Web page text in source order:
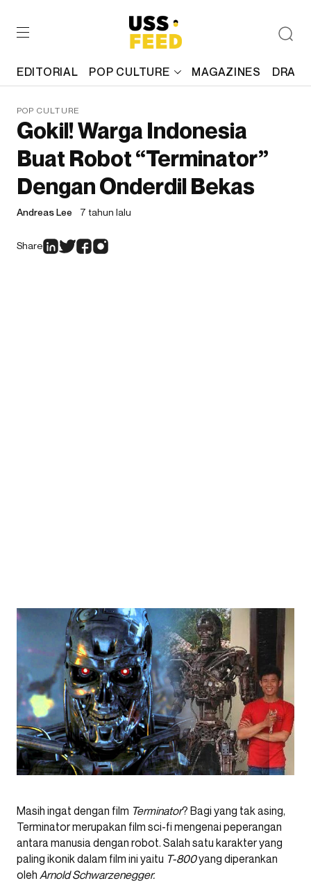
EDITORIAL POP CULTURE MAGAZINES
POP CULTURE
Gokil! Warga Indonesia
Buat Robot “Terminator”
Dengan Onderdil Bekas
Andreas Lee 7 tahun lalu
Share
Masih ingat dengan film Terminator? Bagi yang tak asing,
Terminator merupakan film sci-fi mengenai peperangan
antara manusia dengan robot. Salah satu karakter yang
paling ikonik dalam film ini yaitu T-800yang diperankan
oleh Arnold Schwarzenegger.